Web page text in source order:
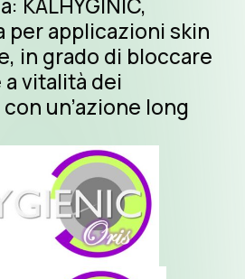
KALHYGINIC,
per applicazioni skin
in grado di bloccare
vitalità dei
un’azione long